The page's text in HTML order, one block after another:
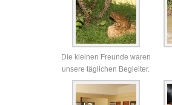
Die kleinen Freunde waren
unsere täglichen Begleiter.